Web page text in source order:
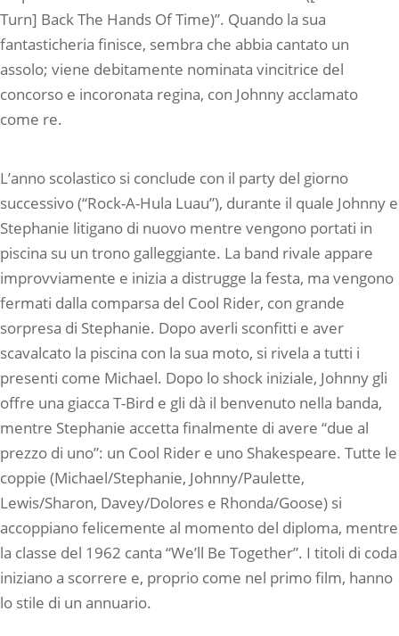
Turn] Back The Hands Of Time)”. Quando la sua
fantasticheria finisce, sembra che abbia cantato un
assolo; viene debitamente nominata vincitrice del
concorso e incoronata regina, con Johnny acclamato
come re.
L’anno scolastico si conclude con il party del giorno
successivo (“Rock-A-Hula Luau”), durante il quale Johnny e
Stephanie litigano di nuovo mentre vengono portati in
piscina su un trono galleggiante. La band rivale appare
improvviamente e inizia a distrugge la festa, ma vengono
fermati dalla comparsa del Cool Rider, con grande
sorpresa di Stephanie. Dopo averli sconfitti e aver
scavalcato la piscina con la sua moto, si rivela a tutti i
presenti come Michael. Dopo lo shock iniziale, Johnny gli
offre una giacca T-Bird e gli dà il benvenuto nella banda,
mentre Stephanie accetta finalmente di avere “due al
prezzo di uno”: un Cool Rider e uno Shakespeare. Tutte le
coppie (Michael/Stephanie, Johnny/Paulette,
Lewis/Sharon, Davey/Dolores e Rhonda/Goose) si
accoppiano felicemente al momento del diploma, mentre
la classe del 1962 canta “We’ll Be Together”. I titoli di coda
iniziano a scorrere e, proprio come nel primo film, hanno
lo stile di un annuario.